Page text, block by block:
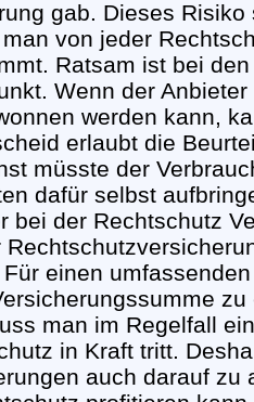
gab. Dieses
von jeder
Ratsam ist bei
Wenn der
werden kann,
erlaubt die
müsste der
dafür selbst
bei der Rechtschutz
einen
man im Regelfall
in Kraft tritt.
auch darauf zu